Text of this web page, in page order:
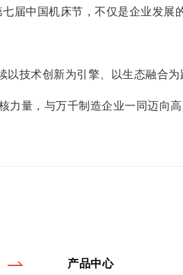
届中国机床节，不仅是企业发展
以技术创新为引擎、以生态融合
力量，与万千制造企业一同迈向高
产品中心